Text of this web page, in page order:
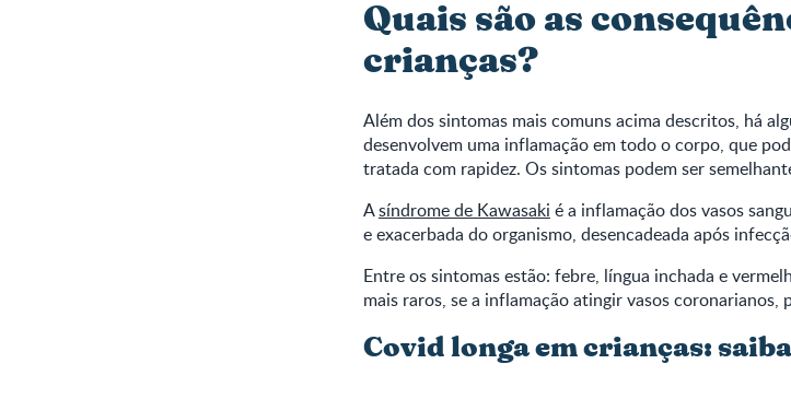
Quais são as
crianças?
Além dos sintomas mais comuns acima descritos, há
desenvolvem uma inflamação em todo o corpo, que
tratada com rapidez. Os sintomas podem ser
Asíndrome de Kawasaki é a inflamação dos vasos
e exacerbada do organismo, desencadeada após
Entre os sintomas estão: febre, língua inchada e
mais raros, se a inflamação atingir vasos coronarianos,
Covid longa em crianças: